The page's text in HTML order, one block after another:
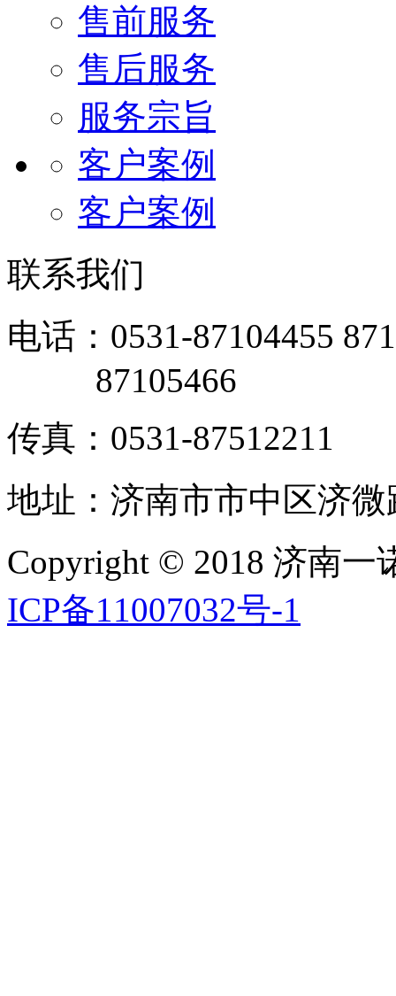
售前服务
售后服务
服务宗旨
客户案例
客户案例
联系我们
电话：0531-87104455
87105466
传真：0531-87512211
地址：济南市市中区济微
Copyright © 2018 济南
ICP备11007032号-1